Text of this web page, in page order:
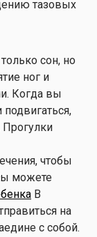
тазовых
сон, но
ног и
Когда вы
подвигаться,
Прогулки
чтобы
можете
В
на
с собой.